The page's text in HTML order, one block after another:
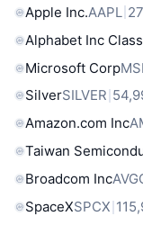
Apple Inc.AAPL
Alphabet Inc
Microsoft Corp
SilverSILVER
Amazon.com Inc
Taiwan
Broadcom Inc
SpaceXSPCX